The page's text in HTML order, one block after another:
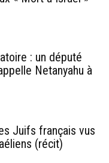
: un député
Netanyahu à
Juifs français vus
(récit)